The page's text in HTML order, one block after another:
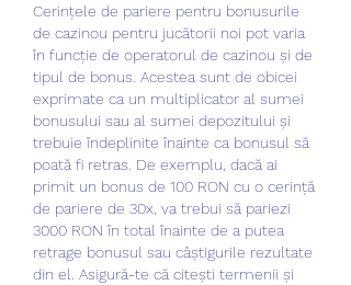
Cerințele de pariere pentru bonusurile
de cazinou pentru jucătorii noi pot varia
în funcție de operatorul de cazinou și de
tipul de bonus. Acestea sunt de obicei
exprimate ca un multiplicator al sumei
bonusului sau al sumei depozitului și
trebuie îndeplinite înainte ca bonusul să
poată fi retras. De exemplu, dacă ai
primit un bonus de 100 RON cu o cerință
de pariere de 30x, va trebui să pariezi
3000 RON în total înainte de a putea
retrage bonusul sau câștigurile rezultate
din el. Asigură-te că citești termenii și